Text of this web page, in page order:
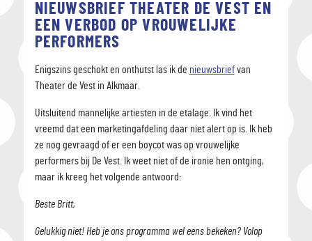
NIEUWSBRIEF THEATER DE VEST EN
EEN VERBOD OP VROUWELIJKE
PERFORMERS
Enigszins geschokt en onthutst las ik de nieuwsbriefvan
Theater de Vest in Alkmaar.
Uitsluitend mannelijke artiesten in de etalage. Ik vind het
vreemd dat een marketingafdeling daar niet alert op is. Ik heb
ze nog gevraagd of er een boycot was op vrouwelijke
performers bij De Vest. Ik weet niet of de ironie hen ontging,
maar ik kreeg het volgende antwoord:
Beste Britt,
Gelukkig niet! Heb je ons programma wel eens bekeken? Volop